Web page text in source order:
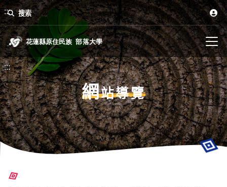
::: 搜索
:::
網站導覽